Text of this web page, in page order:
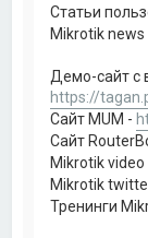
Статьи
Mikrotik news
Демо-сайт с
https://
Сайт MUM -
Сайт
Mikrotik video
Mikrotik
Тренинги